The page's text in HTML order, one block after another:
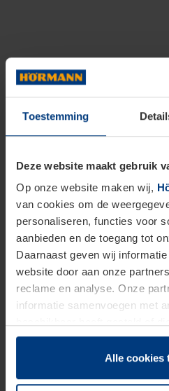
Toestemming
Deze website maakt gebruik
Op onze website maken wij,
van cookies om de
personaliseren, functies voor
aanbieden en de toegang tot
Daarnaast geven wij
website door aan onze
reclame en analyse. Onze
informatie samenvoegen met
hun diensten hebben
Juridisch hebben wij het recht
Alle cookies